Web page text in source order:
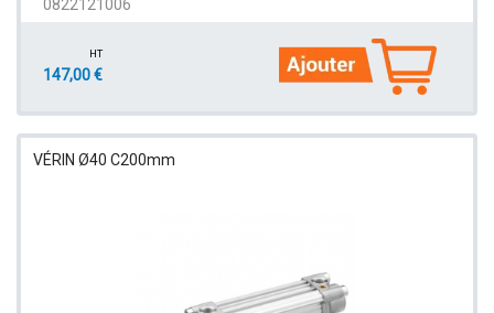
0822121006
HT
147,00 €
VÉRIN Ø40 C200mm